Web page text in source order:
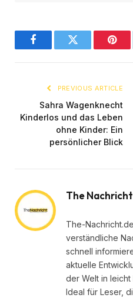
FacebookTwitter
PREVIOUS ARTICLE
Sahra Wagenknecht
Kinderlos und das Leben
ohne Kinder: Ein
persönlicher Blick
The
The-
verständliche
schnell
aktuelle
der Welt in leicht
Ideal für Leser,